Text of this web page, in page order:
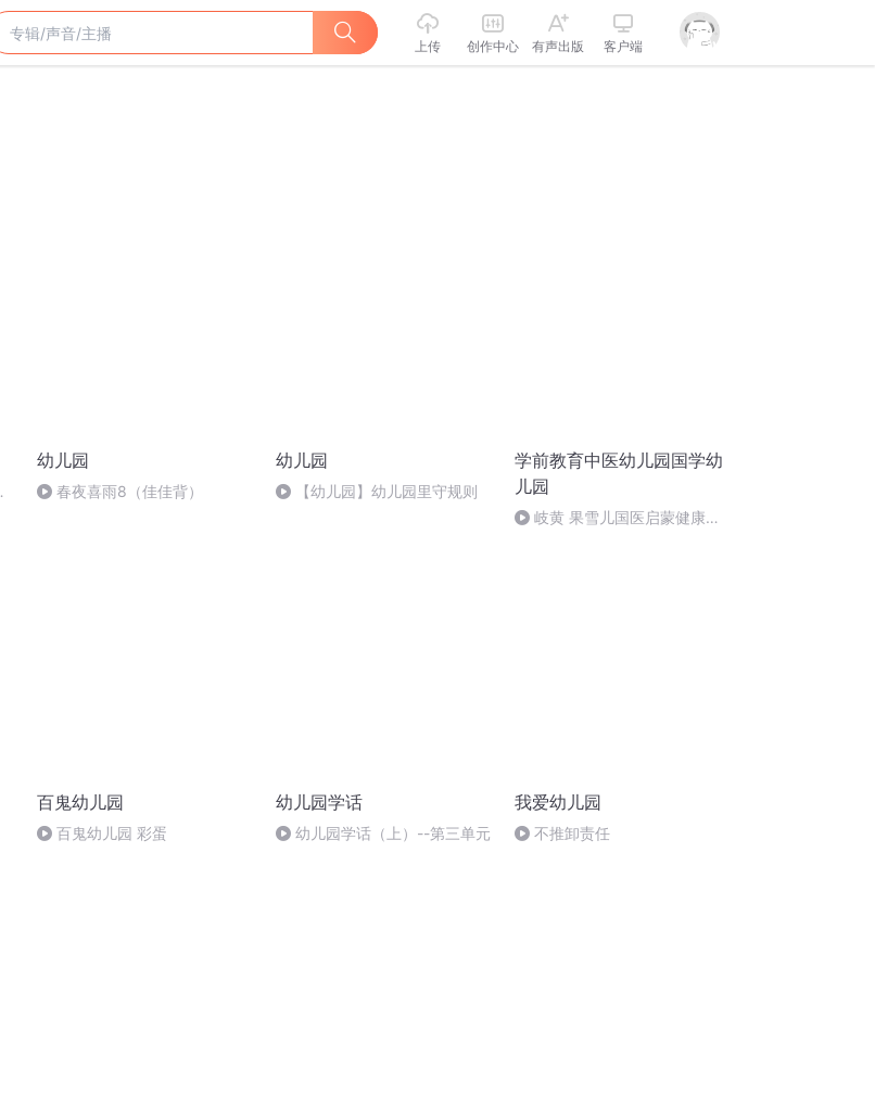
上传 创作中心 有声出版 客户端
幼儿园
春夜喜雨8（佳佳背）
幼儿园
【幼儿园】幼儿园里守规则
学前教育中医幼儿园国学幼
儿园
岐黄 果雪儿国医启蒙健康教
百鬼幼儿园
百鬼幼儿园 彩蛋
幼儿园学话
幼儿园学话（上）--第三单元
我爱幼儿园
不推卸责任